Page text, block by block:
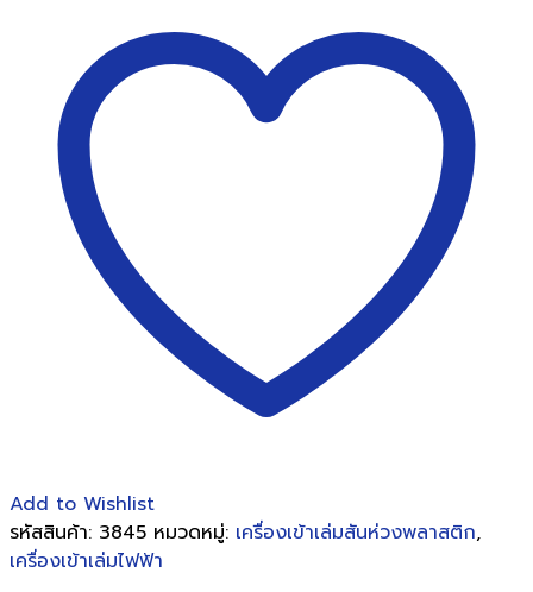
JANIVIS
2088B
Add to Wishlist
รหัสสินค้า: 3845 หมวดหมู่: เครื่องเข้าเล่มสันห่วงพลาสติก,
เครื่องเข้าเล่มไฟฟ้า